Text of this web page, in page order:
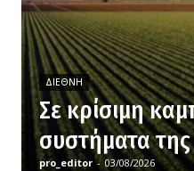
ΔΙΕΘΝΉ
Σε κρίσιμη
συστήματα
pro_editor - 03/08/2026